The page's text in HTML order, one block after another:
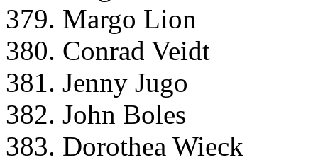
379. Margo Lion
380. Conrad Veidt
381. Jenny Jugo
382. John Boles
383. Dorothea Wieck